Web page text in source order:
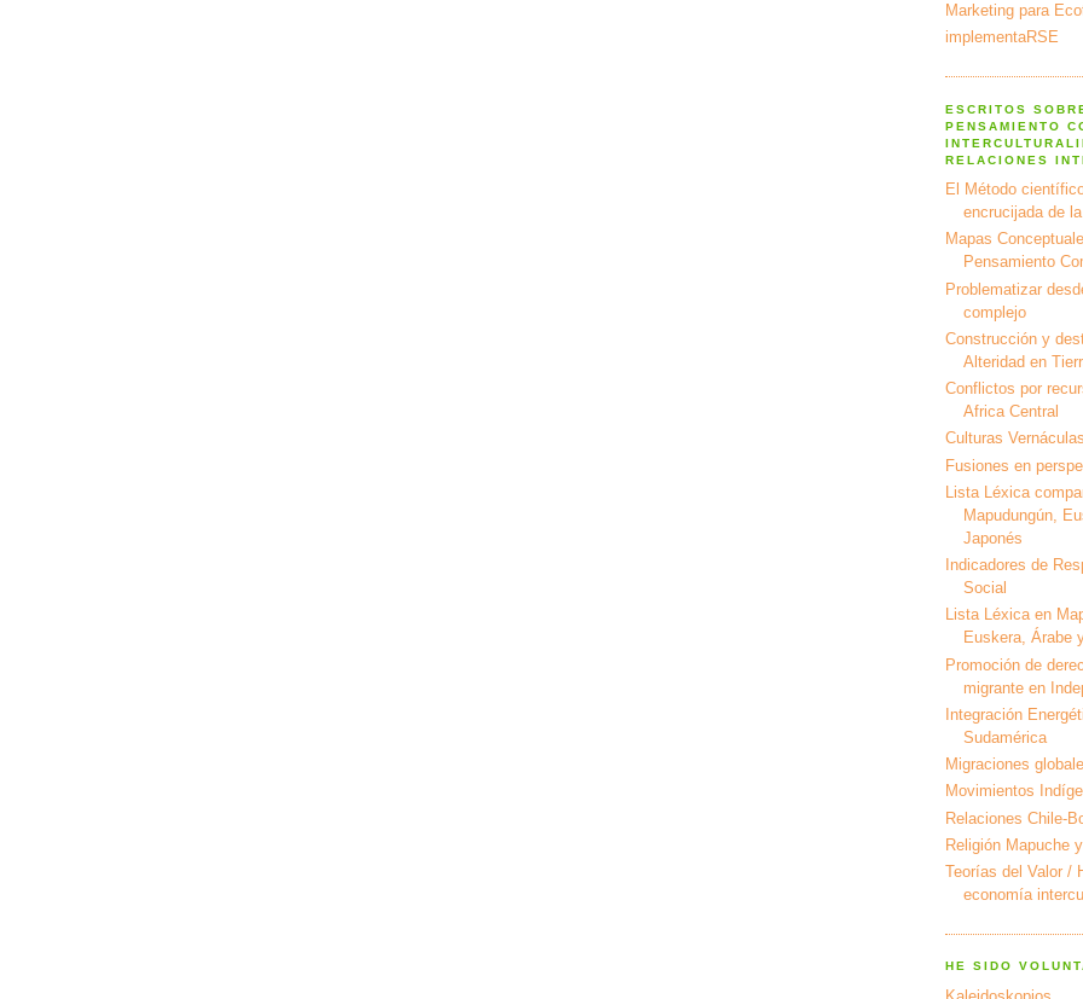
Marketing para
implementaRSE
ESCRITOS
PENSAMIENTO
RELACIONES
El Método
encrucijada de
Mapas
Pensamiento
Problematizar
complejo
Construcción y
Alteridad en
Conflictos por
Africa Central
Culturas
Fusiones en
Lista Léxica
Mapudungún,
Japonés
Indicadores de
Social
Lista Léxica en
Euskera, Árabe
Promoción de
migrante en
Integración
Sudamérica
Migraciones
Movimientos
Relaciones Chile-
Religión Mapuche
Teorías del Valor /
economía
HE SIDO